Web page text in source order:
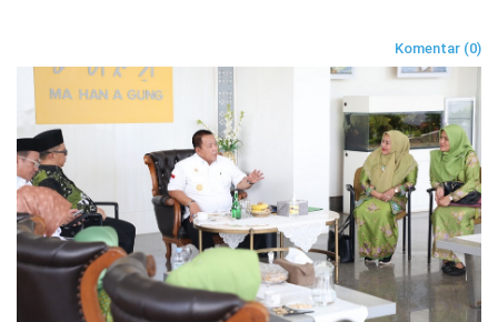
LAMPUNG
METRO
PESAWARAN
TANGGAMUS
PRINGSEWU
DPRD
KOTA
BANDAR
LAMPUNG
DPRD
METRO
SUMSEL
BANTEN
JAWAB
BARAT
DKI
JAKARTA
Komentar (0)